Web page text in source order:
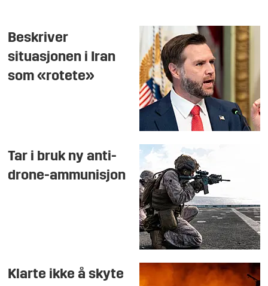
Beskriver
situasjonen i Iran
som «rotete»
Tar i bruk ny anti-
drone-ammunisjon
Klarte ikke å skyte